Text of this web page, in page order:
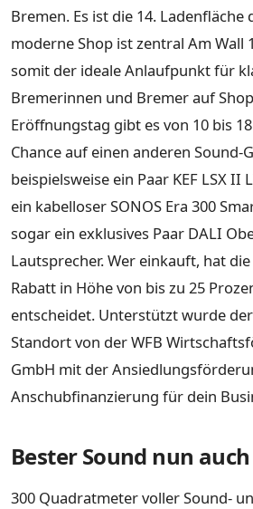
Bremen. Es ist die 14.
moderne Shop ist zentral Am Wall
somit der ideale Anlaufpunkt für
Bremerinnen und Bremer auf
Eröffnungstag gibt es von 10 bis
Chance auf einen anderen Sound-
beispielsweise ein Paar KEF LSX II
ein kabelloser SONOS Era 300
sogar ein exklusives Paar DALI
Lautsprecher. Wer einkauft, hat
Rabatt in Höhe von bis zu 25
entscheidet. Unterstützt wurde
Standort von der WFB
GmbH mit der
Anschubfinanzierung für dein
Bester Sound nun
300 Quadratmeter voller Sound-